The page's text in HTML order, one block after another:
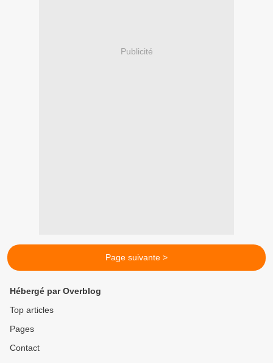
Publicité
Page suivante >
Hébergé par Overblog
Top articles
Pages
Contact